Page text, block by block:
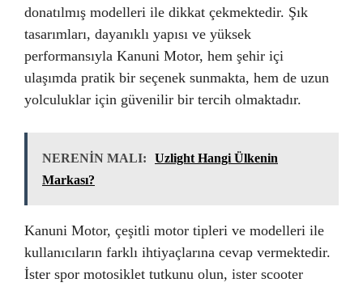
donatılmış modelleri ile dikkat çekmektedir. Şık
tasarımları, dayanıklı yapısı ve yüksek
performansıyla Kanuni Motor, hem şehir içi
ulaşımda pratik bir seçenek sunmakta, hem de uzun
yolculuklar için güvenilir bir tercih olmaktadır.
NERENİN MALI:
Uzlight Hangi Ülkenin
Markası?
Kanuni Motor, çeşitli motor tipleri ve modelleri ile
kullanıcıların farklı ihtiyaçlarına cevap vermektedir.
İster spor motosiklet tutkunu olun, ister scooter